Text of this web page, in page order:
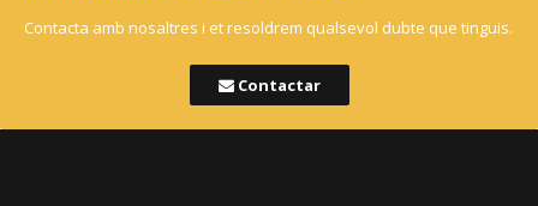
Contacta amb nosaltres i et resoldrem qualsevol dubte que tinguis.
Contactar